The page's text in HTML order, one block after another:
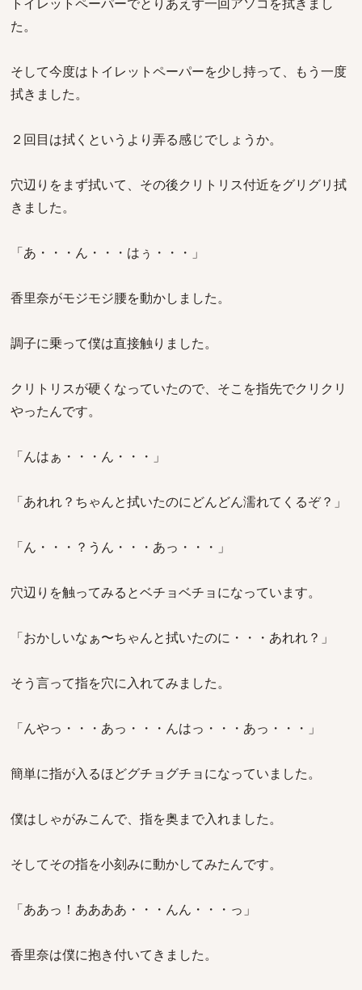
た。
そして今度はトイレットペーパーを少し持って、もう一度
拭きました。
２回目は拭くというより弄る感じでしょうか。
穴辺りをまず拭いて、その後クリトリス付近をグリグリ拭
きました。
「あ・・・ん・・・はぅ・・・」
香里奈がモジモジ腰を動かしました。
調子に乗って僕は直接触りました。
クリトリスが硬くなっていたので、そこを指先でクリクリ
やったんです。
「んはぁ・・・ん・・・」
「あれれ？ちゃんと拭いたのにどんどん濡れてくるぞ？」
「ん・・・？うん・・・あっ・・・」
穴辺りを触ってみるとベチョベチョになっています。
「おかしいなぁ〜ちゃんと拭いたのに・・・あれれ？」
そう言って指を穴に入れてみました。
「んやっ・・・あっ・・・んはっ・・・あっ・・・」
簡単に指が入るほどグチョグチョになっていました。
僕はしゃがみこんで、指を奥まで入れました。
そしてその指を小刻みに動かしてみたんです。
「ああっ！ああああ・・・んん・・・っ」
香里奈は僕に抱き付いてきました。